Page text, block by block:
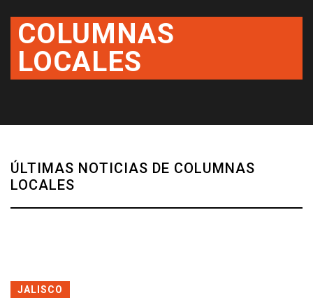
COLUMNAS
LOCALES
ÚLTIMAS NOTICIAS DE COLUMNAS
LOCALES
JALISCO